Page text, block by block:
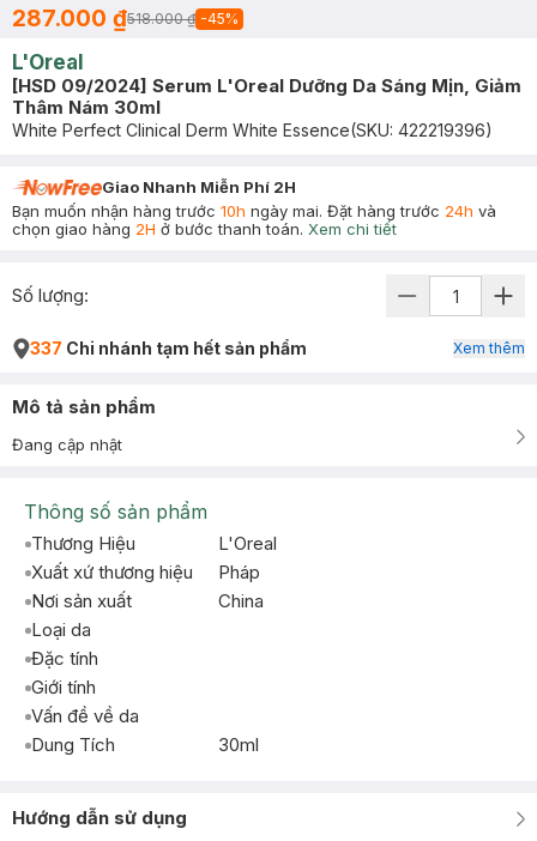
287.000 ₫518.000 ₫ -45%
L'Oreal
[HSD 09/2024] Serum L'Oreal Dưỡng Da Sáng Mịn, Giảm
Thâm Nám 30ml
White Perfect Clinical Derm White Essence(SKU: 422219396)
Giao Nhanh Miễn Phí 2H
Bạn muốn nhận hàng trước 10h ngày mai. Đặt hàng trước 24h và
chọn giao hàng 2H ở bước thanh toán. Xem chi tiết
Số lượng:
337 Chi nhánh tạm hết sản phẩm Xem thêm
Mô tả sản phẩm
Đang cập nhật
Thông số sản phẩm
Thương Hiệu
L'Oreal
Xuất xứ thương hiệu
Pháp
Nơi sản xuất
China
Loại da
Đặc tính
Giới tính
Vấn đề về da
Dung Tích
30ml
Hướng dẫn sử dụng